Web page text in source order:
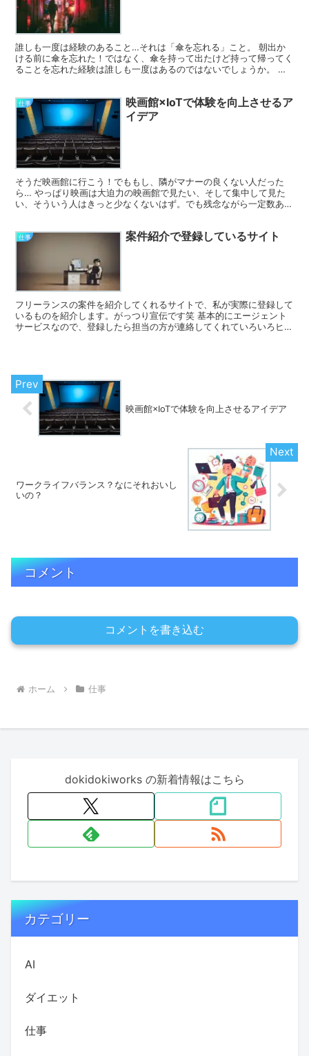
誰しも一度は経験のあること…それは「傘を忘れる」こと。 朝出か
ける前に傘を忘れた！ではなく、傘を持って出たけど持って帰ってく
ることを忘れた経験は誰しも一度はあるのではないでしょうか。 何
仕事
映画館×IoTで体験を向上させるア
イデア
そうだ映画館に行こう！でももし、隣がマナーの良くない人だった
ら… やっぱり映画は大迫力の映画館で見たい、そして集中して見た
い、そういう人はきっと少なくないはず。でも残念ながら一定数あま
仕事 案件紹介で登録しているサイト
フリーランスの案件を紹介してくれるサイトで、私が実際に登録して
いるものを紹介します。がっつり宣伝です笑 基本的にエージェント
サービスなので、登録したら担当の方が連絡してくれていろいろヒア
映画館×IoTで体験を向上させるアイデア
ワークライフバランス？なにそれおいし
いの？
コメント
コメントを書き込む
ホーム 仕事
dokidokiworks の新着情報はこちら
カテゴリー
AI
ダイエット
仕事